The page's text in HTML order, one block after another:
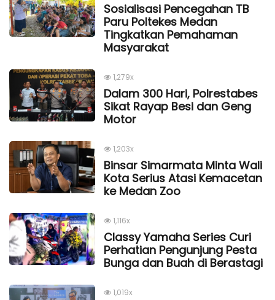
Sosialisasi Pencegahan TB
Paru Poltekes Medan
Tingkatkan Pemahaman
Masyarakat
1,279x
Dalam 300 Hari, Polrestabes
Sikat Rayap Besi dan Geng
Motor
1,203x
Binsar Simarmata Minta Wali
Kota Serius Atasi Kemacetan
ke Medan Zoo
1,116x
Classy Yamaha Series Curi
Perhatian Pengunjung Pesta
Bunga dan Buah di Berastagi
1,019x